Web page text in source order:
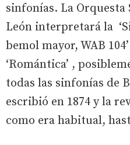
sinfonías. La
León interpretará la
bemol mayor, WAB
‘Romántica’ ,
todas las sinfonías de
escribió en 1874 y la
como era habitual,